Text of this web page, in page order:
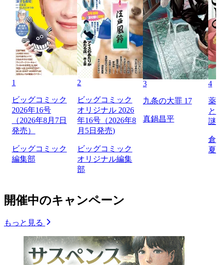
1
ビッグコミック
2026年16号
（2026年8月7日
発売）
ビッグコミック
編集部
2
ビッグコミック
オリジナル 2026
年16号（2026年8
月5日発売)
ビッグコミック
オリジナル編集
部
3
九条の大罪 17
真鍋昌平
4
薬
と
謎
倉
夏
開催中のキャンペーン
もっと見る